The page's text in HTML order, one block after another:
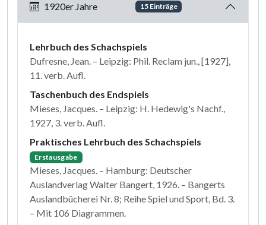
1920er Jahre 15 Einträge
Lehrbuch des Schachspiels
Dufresne, Jean. – Leipzig: Phil. Reclam jun., [1927],
11. verb. Aufl.
Taschenbuch des Endspiels
Mieses, Jacques. – Leipzig: H. Hedewig's Nachf.,
1927, 3. verb. Aufl.
Praktisches Lehrbuch des Schachspiels
Erstausgabe
Mieses, Jacques. – Hamburg: Deutscher
Auslandverlag Walter Bangert, 1926. – Bangerts
Auslandbücherei Nr. 8; Reihe Spiel und Sport, Bd. 3.
– Mit 106 Diagrammen.